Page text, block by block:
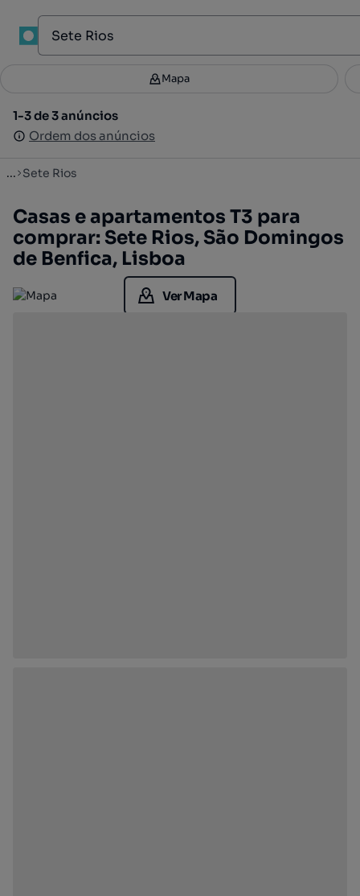
Filtros 2
1-3 de 3 anúncios
Ordem dos anúncios
Mapa
1-3 de 3 anúncios
Ordem dos anúncios
... Sete Rios
Casas e apartamentos T3 para
comprar: Sete Rios, São Domingos
de Benfica, Lisboa
Ver Mapa